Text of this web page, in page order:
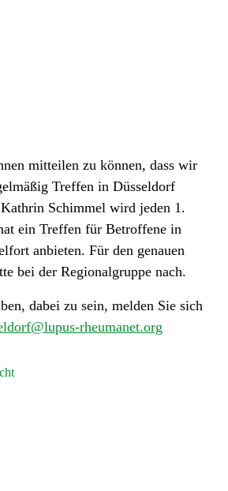
mitteilen zu können, dass wir
Treffen in Düsseldorf
Schimmel wird jeden 1.
ein Treffen für Betroffene in
anbieten. Für den genauen
bei der Regionalgruppe nach.
dabei zu sein, melden Sie sich
rheumanet.org